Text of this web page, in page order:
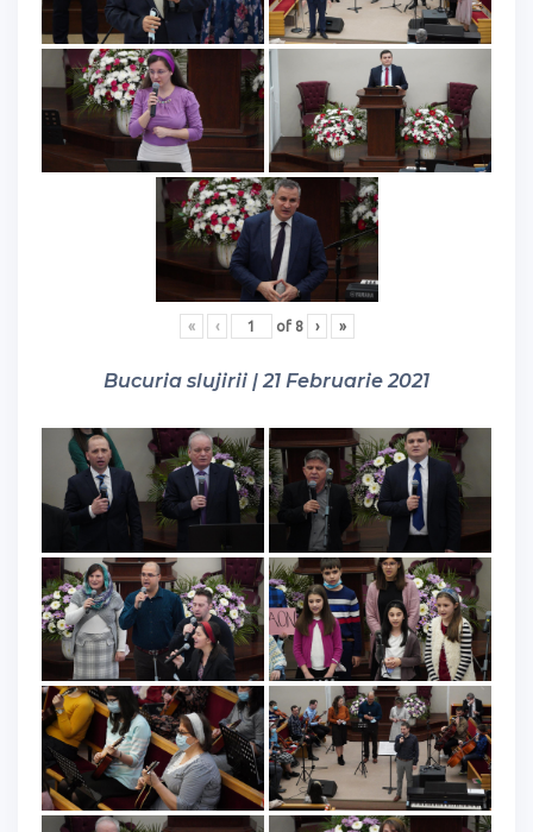
« ‹ of 8 › »
Bucuria slujirii | 21 Februarie 2021